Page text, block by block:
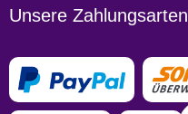
Unsere Zahlungsarten